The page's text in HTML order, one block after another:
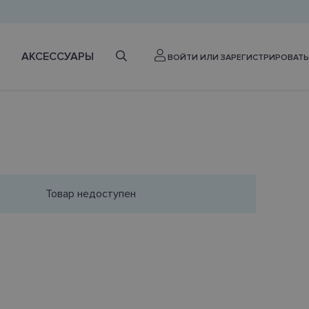
АКСЕССУАРЫ ВОЙТИ ИЛИ
Товар недоступен